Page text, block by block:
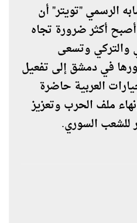
الرسمي "تويتر" أن
أكثر ضرورة تجاه
والتركي وتسعى
في دمشق إلى تفعيل
العربية حاضرة
ملف الحرب وتعزيز
للشعب السوري.